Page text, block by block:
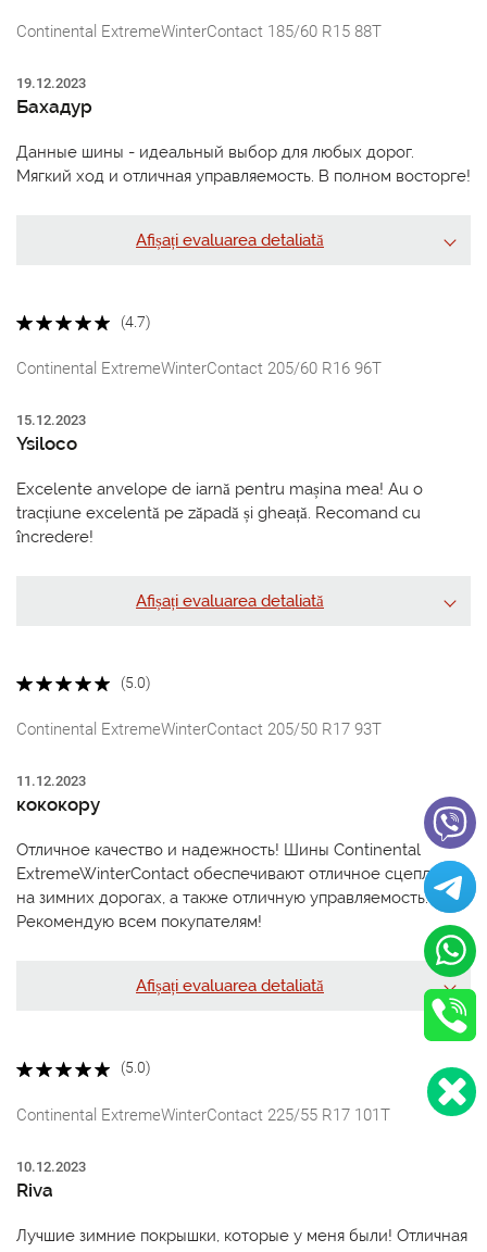
Continental ExtremeWinterContact 185/60 R15 88T
19.12.2023
Бахадур
Данные шины - идеальный выбор для любых дорог.
Мягкий ход и отличная управляемость. В полном восторге!
Afișați evaluarea detaliată
(4.7)
Continental ExtremeWinterContact 205/60 R16 96T
15.12.2023
Ysiloco
Excelente anvelope de iarnă pentru mașina mea! Au o
tracțiune excelentă pe zăpadă și gheață. Recomand cu
încredere!
Afișați evaluarea detaliată
(5.0)
Continental ExtremeWinterContact 205/50 R17 93T
11.12.2023
кококору
Отличное качество и надежность! Шины Continental
ExtremeWinterContact обеспечивают отличное сцепление
на зимних дорогах, а также отличную управляемость.
Рекомендую всем покупателям!
Afișați evaluarea detaliată
(5.0)
Continental ExtremeWinterContact 225/55 R17 101T
10.12.2023
Riva
Лучшие зимние покрышки, которые у меня были! Отличная